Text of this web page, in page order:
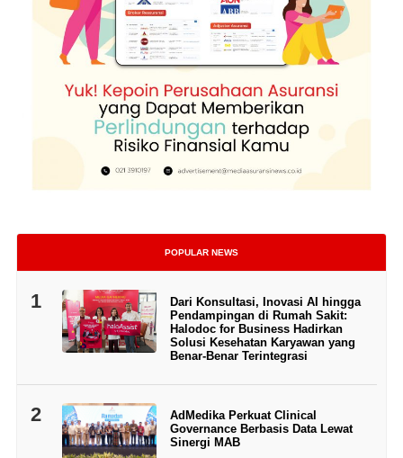
POPULAR NEWS
1
Dari Konsultasi, Inovasi AI hingga
Pendampingan di Rumah Sakit:
Halodoc for Business Hadirkan
Solusi Kesehatan Karyawan yang
Benar-Benar Terintegrasi
2
AdMedika Perkuat Clinical
Governance Berbasis Data Lewat
Sinergi MAB